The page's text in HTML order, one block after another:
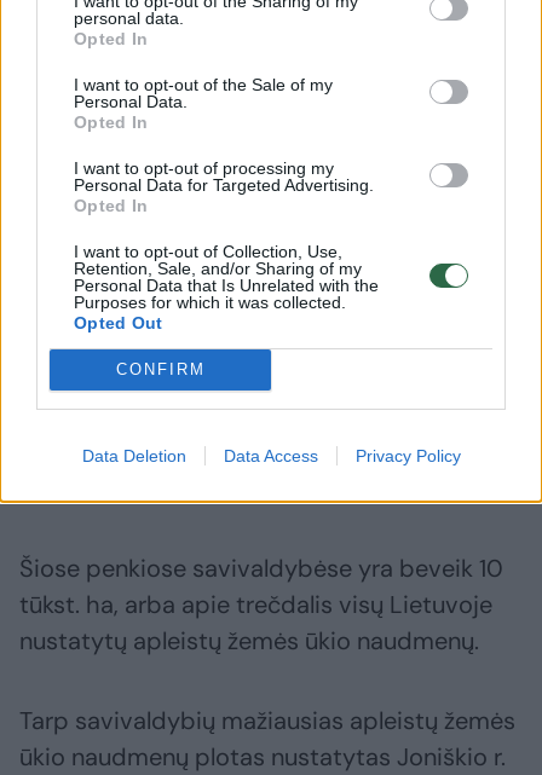
personal data.
Opted In
I want to opt-out of the Sale of my
Personal Data.
Opted In
I want to opt-out of processing my
Personal Data for Targeted Advertising.
Opted In
I want to opt-out of Collection, Use,
Retention, Sale, and/or Sharing of my
Personal Data that Is Unrelated with the
Purposes for which it was collected.
Opted Out
CONFIRM
Data Deletion Data Access Privacy Policy
Daugiau nuotraukų (2)
Didžiausias jų plotas išlieka Vilniaus r. – 3 015
ha. Molėtų r. nustatyta 2 260 ha, Trakų r. – 1
604 ha, Zarasų r. – 1 483 ha, o Utenos r. – 1
Šiose penkiose savivaldybėse yra beveik 10
tūkst. ha, arba apie trečdalis visų Lietuvoje
nustatytų apleistų žemės ūkio naudmenų.
Tarp savivaldybių mažiausias apleistų žemės
ūkio naudmenų plotas nustatytas Joniškio r.